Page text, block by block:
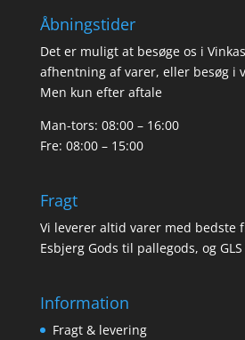
Åbningstider
Det er muligt at besøge os i
afhentning af varer, eller besøg i
Men kun efter aftale
Man-tors: 08:00 – 16:00
Fre: 08:00 – 15:00
Fragt
Vi leverer altid varer med bedste
Esbjerg Gods til pallegods, og
Information
Fragt & levering